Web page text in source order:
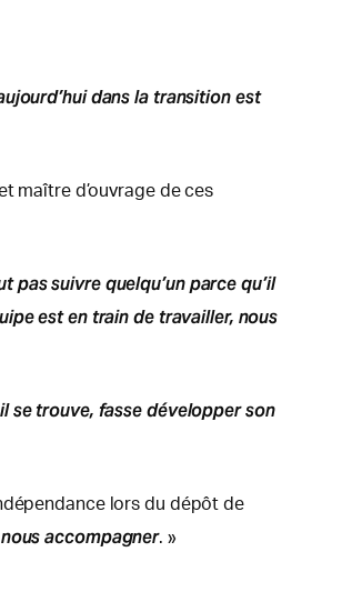
dans la transition est
maître d’ouvrage de ces
pas suivre quelqu’un parce qu’il
est en train de travailler, nous
se trouve, fasse développer son
lors du dépôt de
accompagner. »